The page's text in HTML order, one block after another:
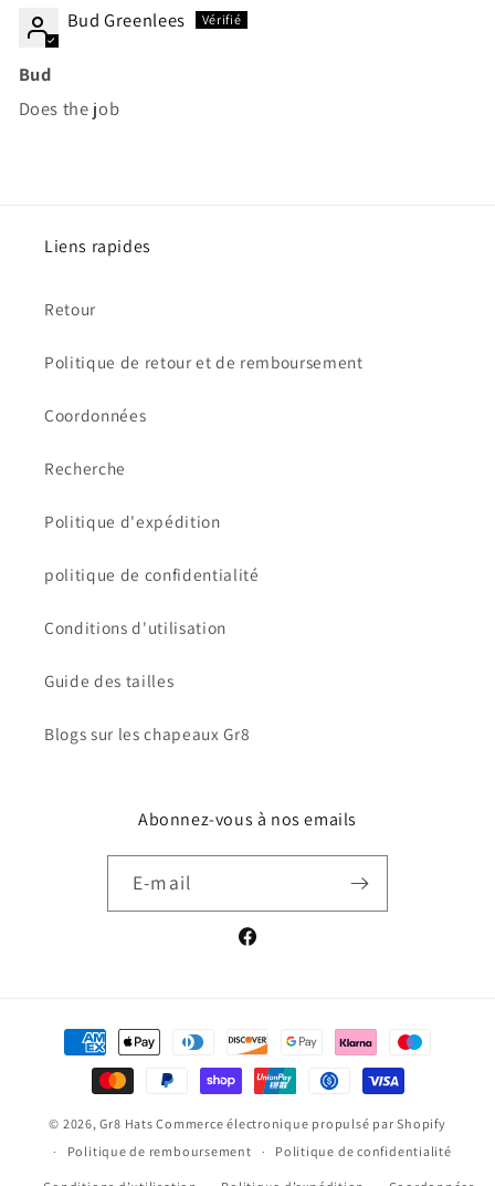
Bud Greenlees
Bud
Does the job
Liens rapides
Retour
Politique de retour et de remboursement
Coordonnées
Recherche
Politique d'expédition
politique de confidentialité
Conditions d'utilisation
Guide des tailles
Blogs sur les chapeaux Gr8
Abonnez-vous à nos emails
E-mail
Facebook
Moyens
paiement
© 2026,Gr8 Hats Commerce électronique propulsé par Shopify
Politique de remboursement
Politique de confidentialité